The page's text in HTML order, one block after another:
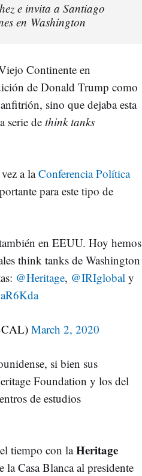
e invita a Santiago
en Washington
Continente en
de Donald Trump como
sino que dejaba esta
serie de think tanks
a laConferencia Política
para este tipo de
en EEUU. Hoy hemos
think tanks de Washington
@Heritage, @IRIglobal y
March 2, 2020
si bien sus
Foundation y los del
de estudios
tiempo con laHeritage
la Casa Blanca al presidente